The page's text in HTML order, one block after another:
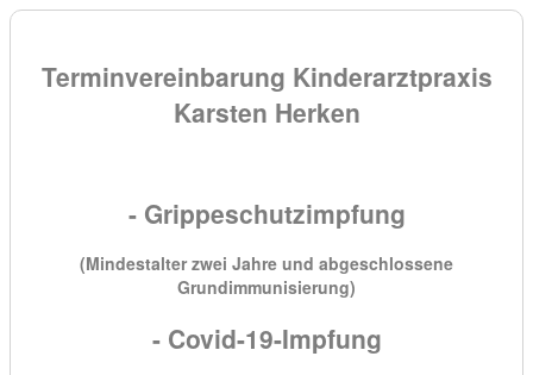
Terminvereinbarung Kinderarztpraxis
Karsten Herken
- Grippeschutzimpfung
(Mindestalter zwei Jahre und abgeschlossene
Grundimmunisierung)
- Covid-19-Impfung